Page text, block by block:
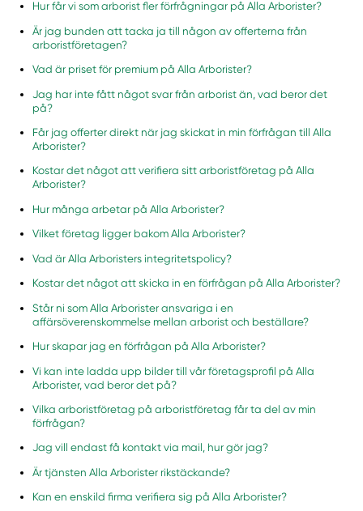
Hur får vi som arborist fler förfrågningar på Alla Arborister?
Är jag bunden att tacka ja till någon av offerterna från
arboristföretagen?
Vad är priset för premium på Alla Arborister?
Jag har inte fått något svar från arborist än, vad beror det
på?
Får jag offerter direkt när jag skickat in min förfrågan till Alla
Arborister?
Kostar det något att verifiera sitt arboristföretag på Alla
Arborister?
Hur många arbetar på Alla Arborister?
Vilket företag ligger bakom Alla Arborister?
Vad är Alla Arboristers integritetspolicy?
Kostar det något att skicka in en förfrågan på Alla Arborister?
Står ni som Alla Arborister ansvariga i en
affärsöverenskommelse mellan arborist och beställare?
Hur skapar jag en förfrågan på Alla Arborister?
Vi kan inte ladda upp bilder till vår företagsprofil på Alla
Arborister, vad beror det på?
Vilka arboristföretag på arboristföretag får ta del av min
förfrågan?
Jag vill endast få kontakt via mail, hur gör jag?
Är tjänsten Alla Arborister rikstäckande?
Kan en enskild firma verifiera sig på Alla Arborister?